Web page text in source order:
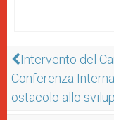
Intervento del
Conferenza
ostacolo allo